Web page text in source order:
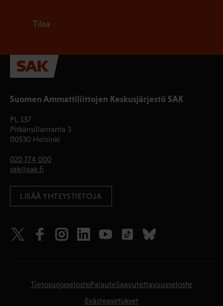
Suomen Ammattiliittojen Keskusjärjestö SAK
PL 157
Pitkänsillanranta 3
00530 Helsinki
020 774 000
sak@sak.fi
LISÄÄ YHTEYSTIETOJA
Tilaa
TietosuojaselostePalauteSaavutettavuusseloste
Evästeasetukset